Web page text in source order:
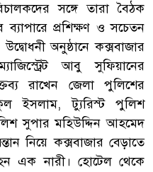
সঙ্গে তারা বৈঠক
প্রশিক্ষণ ও সচেতন
অনুষ্ঠানে কক্সবাজার
আবু সুফিয়ানের
রাখেন জেলা পুলিশের
ইসলাম, ট্যুরিস্ট পুলিশ
সুপার মহিউদ্দিন আহমেদ
নিয়ে কক্সবাজার বেড়াতে
এক নারী। হোটেল থেকে